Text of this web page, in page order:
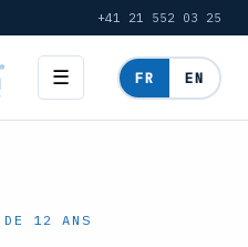
+41 21 552 03 25
☰ FR EN
12 ANS